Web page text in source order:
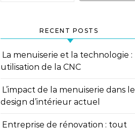
RECENT POSTS
La menuiserie et la technologie :
utilisation de la CNC
L’impact de la menuiserie dans le
design d’intérieur actuel
Entreprise de rénovation : tout